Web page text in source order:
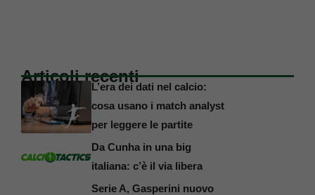
Articoli recenti
L’era dei dati nel calcio:
cosa usano i match analyst
per leggere le partite
Da Cunha in una big
italiana: c’è il via libera
Serie A, Gasperini nuovo